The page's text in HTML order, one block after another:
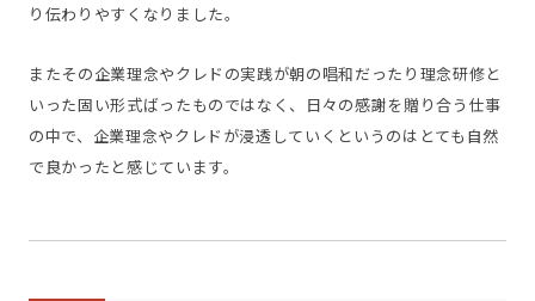
り伝わりやすくなりました。
またその企業理念やクレドの実践が朝の唱和だったり理念研修と
いった固い形式ばったものではなく、日々の感謝を贈り合う仕事
の中で、企業理念やクレドが浸透していくというのはとても自然
で良かったと感じています。